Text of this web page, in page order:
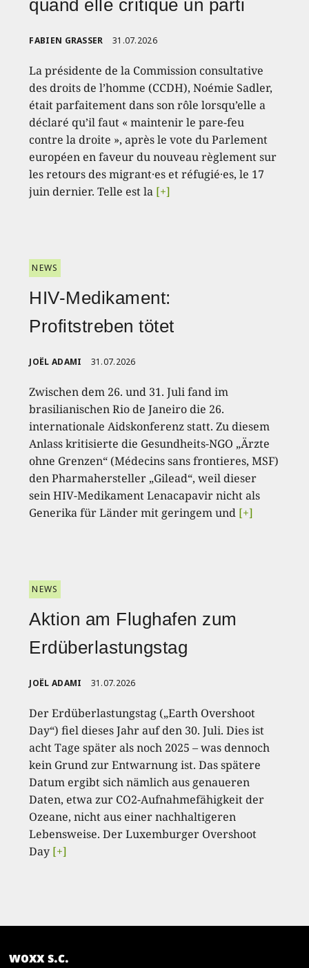
quand elle critique un parti
FABIEN GRASSER 31.07.2026
La présidente de la Commission consultative
des droits de l’homme (CCDH), Noémie Sadler,
était parfaitement dans son rôle lorsqu’elle a
déclaré qu’il faut « maintenir le pare-feu
contre la droite », après le vote du Parlement
européen en faveur du nouveau règlement sur
les retours des migrant·es et réfugié·es, le 17
juin dernier. Telle est la [+]
NEWS
HIV-Medikament:
Profitstreben tötet
JOËL ADAMI 31.07.2026
Zwischen dem 26. und 31. Juli fand im
brasilianischen Rio de Janeiro die 26.
internationale Aidskonferenz statt. Zu diesem
Anlass kritisierte die Gesundheits-NGO „Ärzte
ohne Grenzen“ (Médecins sans frontieres, MSF)
den Pharmahersteller „Gilead“, weil dieser
sein HIV-Medikament Lenacapavir nicht als
Generika für Länder mit geringem und [+]
NEWS
Aktion am Flughafen zum
Erdüberlastungstag
JOËL ADAMI 31.07.2026
Der Erdüberlastungstag („Earth Overshoot
Day“) fiel dieses Jahr auf den 30. Juli. Dies ist
acht Tage später als noch 2025 – was dennoch
kein Grund zur Entwarnung ist. Das spätere
Datum ergibt sich nämlich aus genaueren
Daten, etwa zur CO2-Aufnahmefähigkeit der
Ozeane, nicht aus einer nachhaltigeren
Lebensweise. Der Luxemburger Overshoot
Day [+]
woxx s.c.